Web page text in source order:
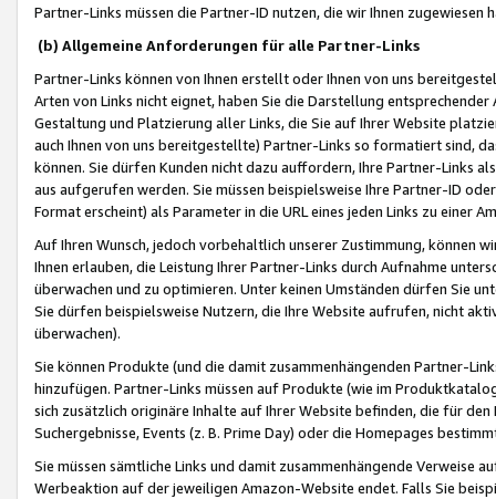
Partner-Links müssen die Partner-ID nutzen, die wir Ihnen zugewiesen
(b) Allgemeine Anforderungen für alle Partner-Links
Partner-Links können von Ihnen erstellt oder Ihnen von uns
Arten von Links nicht eignet, haben Sie die Darstellung
Gestaltung und Platzierung aller Links, die Sie auf Ihrer Website
auch Ihnen von uns bereitgestellte) Partner-Links so formatiert sind,
können. Sie dürfen Kunden nicht dazu auffordern, Ihre Partner-Links
aus aufgerufen werden. Sie müssen beispielsweise Ihre Partner-ID
Format erscheint) als Parameter in die URL eines jeden Links zu einer
Auf Ihren Wunsch, jedoch vorbehaltlich unserer Zustimmung, können
Ihnen erlauben, die Leistung Ihrer Partner-Links durch Aufnahme
überwachen und zu optimieren. Unter keinen Umständen dürfen Sie
Sie dürfen beispielsweise Nutzern, die Ihre Website aufrufen, nicht
überwachen).
Sie können Produkte (und die damit zusammenhängenden Partner-
hinzufügen. Partner-Links müssen auf Produkte (wie im
sich zusätzlich originäre Inhalte auf Ihrer Website befinden, die für
Suchergebnisse, Events (z. B. Prime Day) oder die Homepages
Sie müssen sämtliche Links und damit zusammenhängende
Werbeaktion auf der jeweiligen Amazon-Website endet. Falls Sie